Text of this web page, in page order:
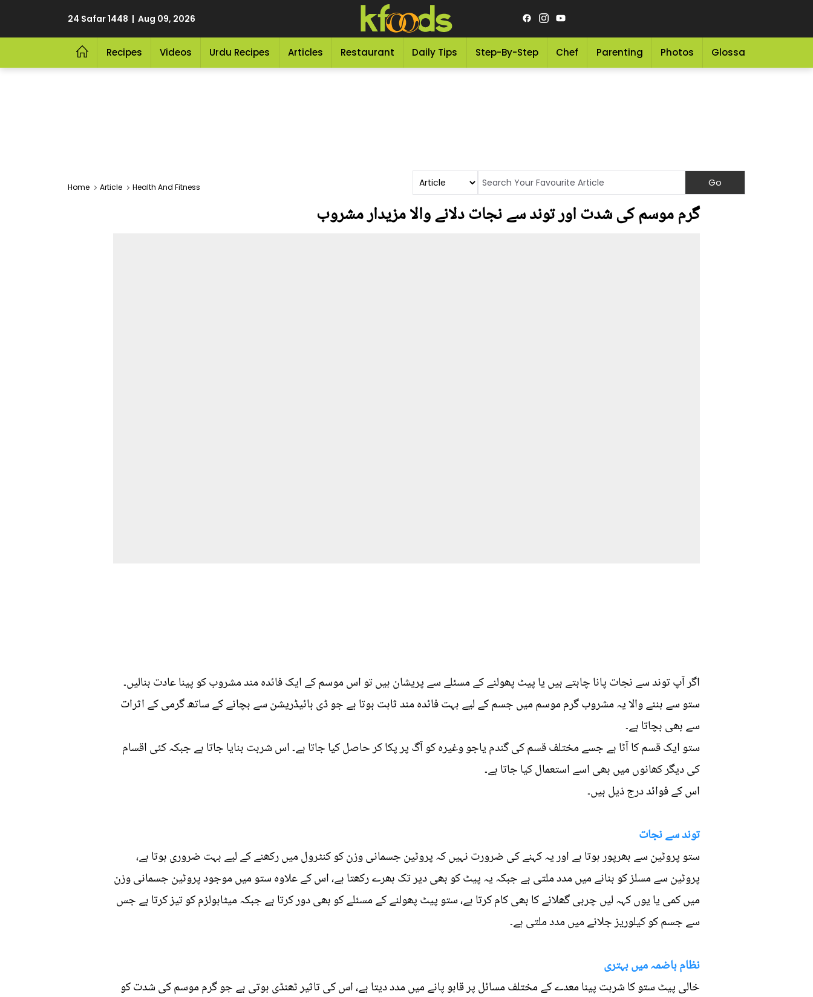
24 Safar 1448 | Aug 09, 2026
Recipes Videos Urdu Recipes Articles Restaurant Daily Tips Step-By-Step Chef Parenting Photos Glossary
Home Article Health And Fitness
گرم موسم کی شدت اور توند سے نجات دلانے والا مزیدار مشروب
اگر آپ توند سے نجات پانا چاہتے ہیں یا پیٹ پھولنے کے مسئلے سے پریشان ہیں تو اس موسم کے ایک فائدہ مند مشروب کو پینا عادت بنالیں۔
ستو سے بننے والا یہ مشروب گرم موسم میں جسم کے لیے بہت فائدہ مند ثابت ہوتا ہے جو ڈی ہائیڈریشن سے بچانے کے ساتھ گرمی کے اثرات
سے بھی بچاتا ہے۔
ستو ایک قسم کا آٹا ہے جسے مختلف قسم کی گندم یاجو وغیرہ کو آگ پر پکا کر حاصل کیا جاتا ہے۔ اس شربت بنایا جاتا ہے جبکہ کئی اقسام
کی دیگر کھانوں میں بھی اسے استعمال کیا جاتا ہے۔
اس کے فوائد درج ذیل ہیں۔
توند سے نجات
ستو پروٹین سے بھرپور ہوتا ہے اور یہ کہنے کی ضرورت نہیں کہ پروٹین جسمانی وزن کو کنٹرول میں رکھنے کے لیے بہت ضروری ہوتا ہے،
پروٹین سے مسلز کو بنانے میں مدد ملتی ہے جبکہ یہ پیٹ کو بھی دیر تک بھرے رکھتا ہے، اس کے علاوہ ستو میں موجود پروٹین جسمانی وزن
میں کمی یا یوں کہہ لیں چربی گھلانے کا بھی کام کرتا ہے، ستو پیٹ پھولنے کے مسئلے کو بھی دور کرتا ہے جبکہ میٹابولزم کو تیز کرتا ہے جس
سے جسم کو کیلوریز جلانے میں مدد ملتی ہے۔
نظام ہاضمہ میں بہتری
خالی پیٹ ستو کا شربت پینا معدے کے مختلف مسائل پر قابو پانے میں مدد دیتا ہے، اس کی تاثیر ٹھنڈی ہوتی ہے جو گرم موسم کی شدت کو